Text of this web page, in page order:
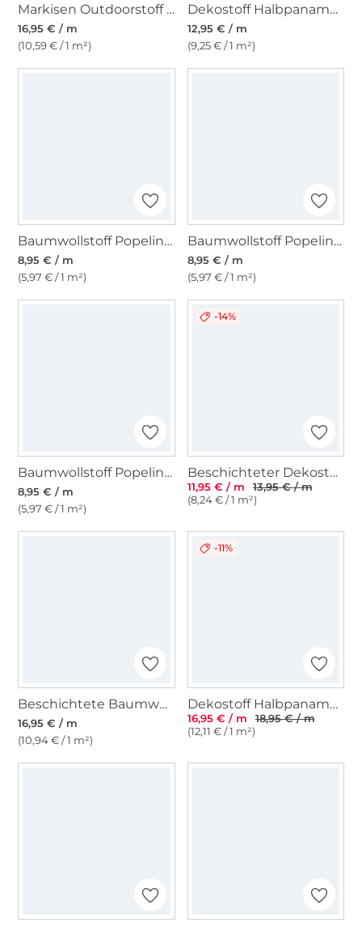
Markisen Outdoorstoff hellbeige, uni 160 cm
16,95 € / m
(10,59 € / 1 m²)
Dekostoff Halbpanama Maritim Küstenort
12,95 € / m
(9,25 € / 1 m²)
Baumwollstoff Popeline, rost
8,95 € / m
(5,97 € / 1 m²)
Baumwollstoff Popeline orange
8,95 € / m
(5,97 € / 1 m²)
Baumwollstoff Popeline hellpink
8,95 € / m
(5,97 € / 1 m²)
-14%
Beschichteter Dekostoff Canvas Stripes, jeansblau
11,95 € / m
13,95 € / m
(8,24 € / 1 m²)
Beschichtete Baumwolle Blumentraum, hellpetrol
16,95 € / m
(10,94 € / 1 m²)
-11%
Dekostoff Halbpanama Prärieblumen, wollweiss
16,95 € / m
18,95 € / m
(12,11 € / 1 m²)